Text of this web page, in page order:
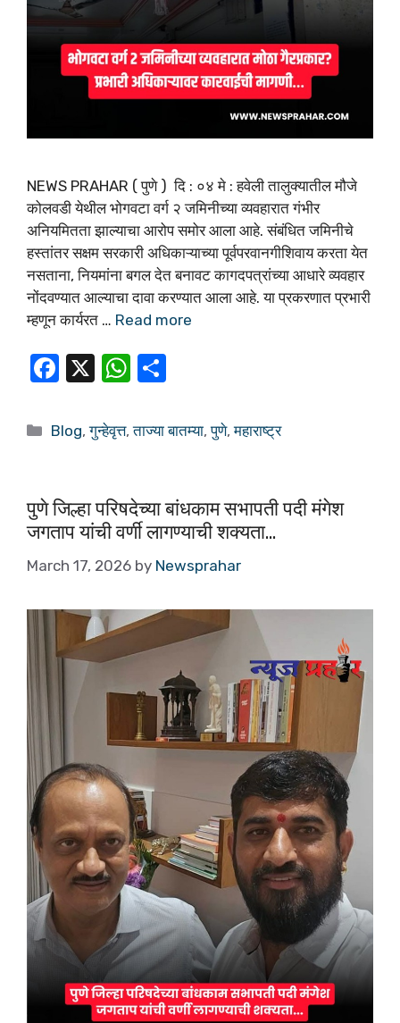
NEWS PRAHAR ( पुणे ) दि : ०४ मे : हवेली तालुक्यातील मौजे
कोलवडी येथील भोगवटा वर्ग २ जमिनीच्या व्यवहारात गंभीर
अनियमितता झाल्याचा आरोप समोर आला आहे. संबंधित जमिनीचे
हस्तांतर सक्षम सरकारी अधिकाऱ्याच्या पूर्वपरवानगीशिवाय करता येत
नसताना, नियमांना बगल देत बनावट कागदपत्रांच्या आधारे व्यवहार
नोंदवण्यात आल्याचा दावा करण्यात आला आहे. या प्रकरणात प्रभारी
म्हणून कार्यरत … Read more
F
c
o
o
k
X
W
at
p
p
ar
Blog,गुन्हेवृत्त,ताज्या बातम्या,पुणे,महाराष्ट्र
पुणे जिल्हा परिषदेच्या बांधकाम सभापती पदी मंगेश
जगताप यांची वर्णी लागण्याची शक्यता…
March 17, 2026 by Newsprahar